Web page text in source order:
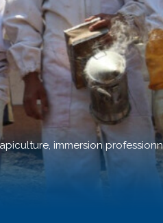
apiculture, immersion